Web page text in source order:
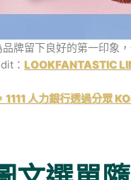
牌留下良好的第一印象
： LOOKFANTASTIC
人力銀行透過分眾